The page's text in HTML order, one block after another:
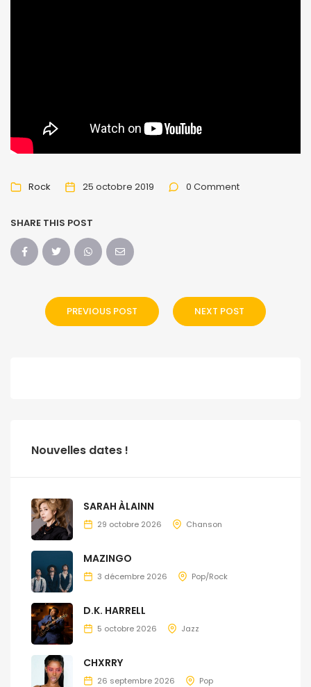
Rock 25 octobre 2019 0 Comment
SHARE THIS POST
PREVIOUS POST NEXT POST
Nouvelles dates !
SARAH ÀLAINN
29 octobre 2026 Chanson
MAZINGO
3 décembre 2026 Pop/Rock
D.K. HARRELL
5 octobre 2026 Jazz
CHXRRY
26 septembre 2026 Pop